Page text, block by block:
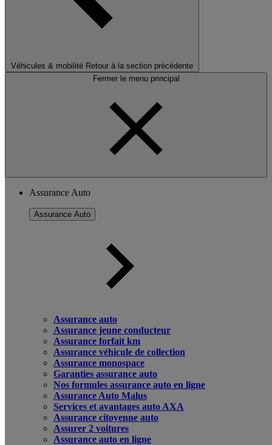
Véhicules & mobilité Retour à la section précédente
Fermer le menu principal
Assurance Auto
Assurance Auto
Assurance auto
Assurance jeune conducteur
Assurance forfait km
Assurance véhicule de collection
Assurance monospace
Garanties assurance auto
Nos formules assurance auto en ligne
Assurance Auto Malus
Services et avantages auto AXA
Assurance citoyenne auto
Assurer 2 voitures
Assurance auto en ligne